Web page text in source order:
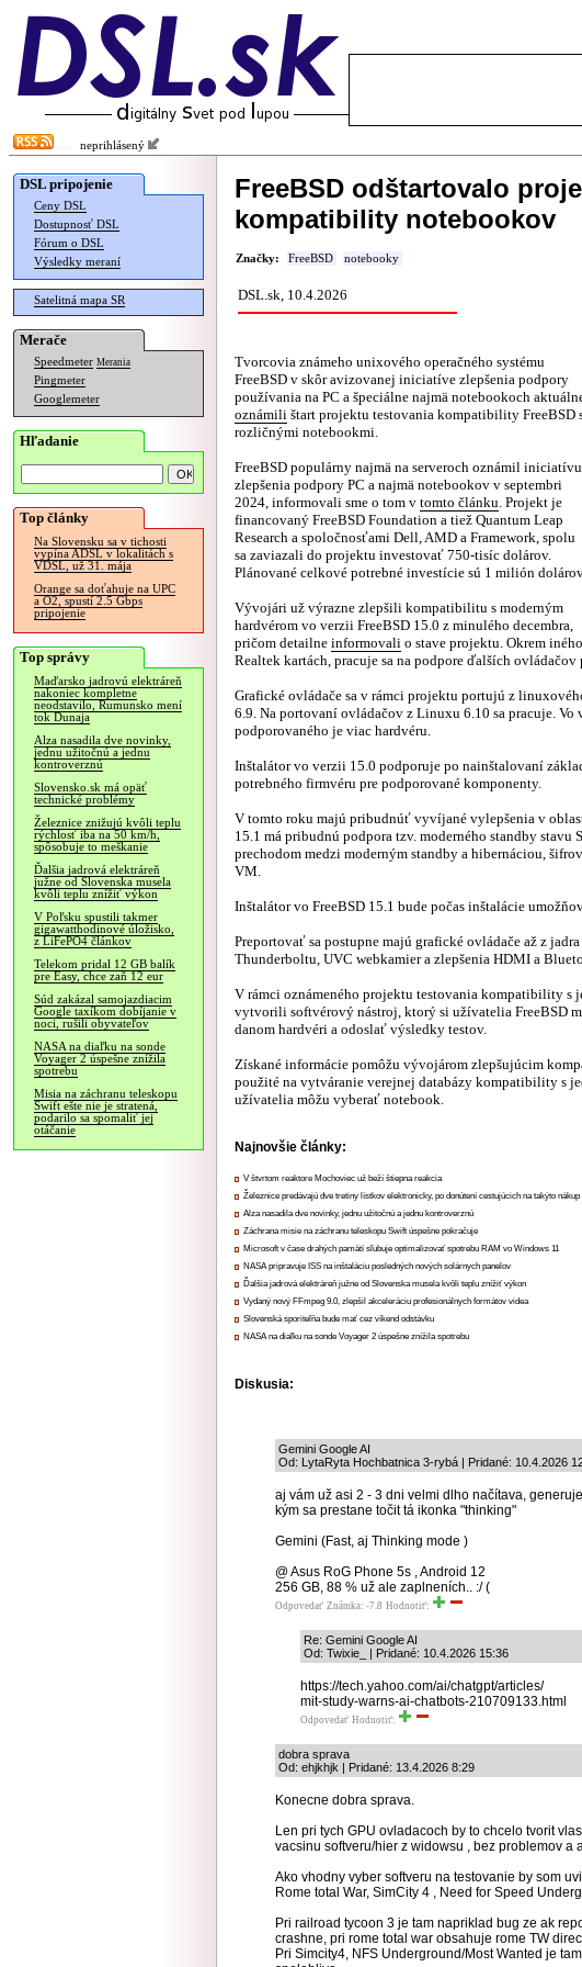
neprihlásený
DSL pripojenie
Ceny DSL
Dostupnosť DSL
Fórum o DSL
Výsledky meraní
Satelitná mapa SR
Merače
Speedmeter Merania
Pingmeter
Googlemeter
Hľadanie
Top články
Na Slovensku sa v tichosti
vypína ADSL v lokalitách s
VDSL, už 31. mája
Orange sa doťahuje na UPC
a O2, spustí 2.5 Gbps
pripojenie
Top správy
Maďarsko jadrovú elektráreň
nakoniec kompletne
neodstavilo, Rumunsko mení
tok Dunaja
Alza nasadila dve novinky,
jednu užitočnú a jednu
kontroverznú
Slovensko.sk má opäť
technické problémy
Železnice znižujú kvôli teplu
rýchlosť iba na 50 km/h,
spôsobuje to meškanie
Ďalšia jadrová elektráreň
južne od Slovenska musela
kvôli teplu znížiť výkon
V Poľsku spustili takmer
gigawatthodinové úložisko,
z LiFePO4 článkov
Telekom pridal 12 GB balík
pre Easy, chce zaň 12 eur
Súd zakázal samojazdiacim
Google taxíkom dobíjanie v
noci, rušili obyvateľov
NASA na diaľku na sonde
Voyager 2 úspešne znížila
spotrebu
Misia na záchranu teleskopu
Swift ešte nie je stratená,
podarilo sa spomaliť jej
otáčanie
FreeBSD odštartovalo
kompatibility notebookov
Značky: FreeBSD notebooky
DSL.sk, 10.4.2026
Tvorcovia známeho unixového operačného systému
FreeBSD v skôr avizovanej iniciatíve zlepšenia podpory
používania na PC a špeciálne najmä notebookoch
oznámili štart projektu testovania kompatibility FreeBSD
rozličnými notebookmi.
FreeBSD populárny najmä na serveroch oznámil iniciatívu
zlepšenia podpory PC a najmä notebookov v septembri
2024, informovali sme o tom v tomto článku. Projekt je
financovaný FreeBSD Foundation a tiež Quantum Leap
Research a spoločnosťami Dell, AMD a Framework, spolu
sa zaviazali do projektu investovať 750-tisíc dolárov.
Plánované celkové potrebné investície sú 1 milión
Vývojári už výrazne zlepšili kompatibilitu s moderným
hardvérom vo verzii FreeBSD 15.0 z minulého decembra,
pričom detailne informovali o stave projektu. Okrem
Realtek kartách, pracuje sa na podpore ďalších
Grafické ovládače sa v rámci projektu portujú z
6.9. Na portovaní ovládačov z Linuxu 6.10 sa pracuje.
podporovaného je viac hardvéru.
Inštalátor vo verzii 15.0 podporuje po nainštalovaní
potrebného firmvéru pre podporované komponenty.
V tomto roku majú pribudnúť vyvíjané vylepšenia v
15.1 má pribudnú podpora tzv. moderného standby stavu
prechodom medzi moderným standby a hibernáciou,
VM.
Inštalátor vo FreeBSD 15.1 bude počas inštalácie
Preportovať sa postupne majú grafické ovládače až z
Thunderboltu, UVC webkamier a zlepšenia HDMI a
V rámci oznámeného projektu testovania kompatibility
vytvorili softvérový nástroj, ktorý si užívatelia FreeBSD
danom hardvéri a odoslať výsledky testov.
Získané informácie pomôžu vývojárom zlepšujúcim
použité na vytváranie verejnej databázy kompatibility s
užívatelia môžu vyberať notebook.
Najnovšie články:
V štvrtom reaktore Mochoviec už beží štiepna reakcia
Železnice predávajú dve tretiny lístkov elektronicky, po donútení cestujúcich na takýto nákup
Alza nasadila dve novinky, jednu užitočnú a jednu kontroverznú
Záchrana misie na záchranu teleskopu Swift úspešne pokračuje
Microsoft v čase drahých pamätí sľubuje optimalizovať spotrebu RAM vo Windows 11
NASA pripravuje ISS na inštaláciu posledných nových solárnych panelov
Ďalšia jadrová elektráreň južne od Slovenska musela kvôli teplu znížiť výkon
Vydaný nový FFmpeg 9.0, zlepšil akceleráciu profesionálnych formátov videa
Slovenská sporiteľňa bude mať cez víkend odstávku
NASA na diaľku na sonde Voyager 2 úspešne znížila spotrebu
Diskusia:
Gemini Google AI
Od: LytaRyta Hochbatnica 3-rybá | Pridané: 10.4.2026
aj vám už asi 2 - 3 dni velmi dlho načítava,
kým sa prestane točit tá ikonka "thinking"
Gemini (Fast, aj Thinking mode )
@ Asus RoG Phone 5s , Android 12
256 GB, 88 % už ale zaplneních.. :/ (
Odpovedať Známka: -7.8 Hodnotiť:
Re: Gemini Google AI
Od: Twixie_ | Pridané: 10.4.2026 15:36
https://tech.yahoo.com/ai/chatgpt/articles/
mit-study-warns-ai-chatbots-210709133.html
Odpovedať Hodnotiť:
dobra sprava
Od: ehjkhjk | Pridané: 13.4.2026 8:29
Konecne dobra sprava.
Len pri tych GPU ovladacoch by to chcelo tvorit
vacsinu softveru/hier z widowsu , bez problemov a
Ako vhodny vyber softveru na testovanie by som
Rome total War, SimCity 4 , Need for Speed
Pri railroad tycoon 3 je tam napriklad bug ze ak
crashne, pri rome total war obsahuje rome TW
Pri Simcity4, NFS Underground/Most Wanted je